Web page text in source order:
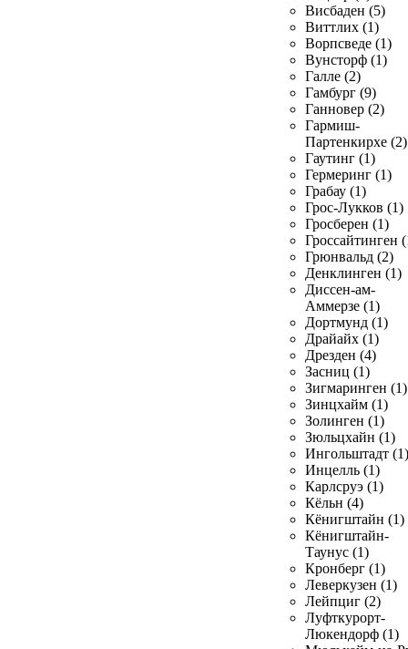
Висбаден (5)
Виттлих (1)
Ворпсведе (1)
Вунсторф (1)
Галле (2)
Гамбург (9)
Ганновер (2)
Гармиш-
Партенкирхе (2)
Гаутинг (1)
Гермеринг (1)
Грабау (1)
Грос-Лукков (1)
Гросберен (1)
Гроссайтинген
Грюнвальд (2)
Денклинген (1)
Диссен-ам-
Аммерзе (1)
Дортмунд (1)
Драйайх (1)
Дрезден (4)
Засниц (1)
Зигмаринген (1)
Зинцхайм (1)
Золинген (1)
Зюльцхайн (1)
Ингольштадт (1)
Инцелль (1)
Карлсруэ (1)
Кёльн (4)
Кёнигштайн (1)
Кёнигштайн-
Таунус (1)
Кронберг (1)
Леверкузен (1)
Лейпциг (2)
Луфткурорт-
Люкендорф (1)